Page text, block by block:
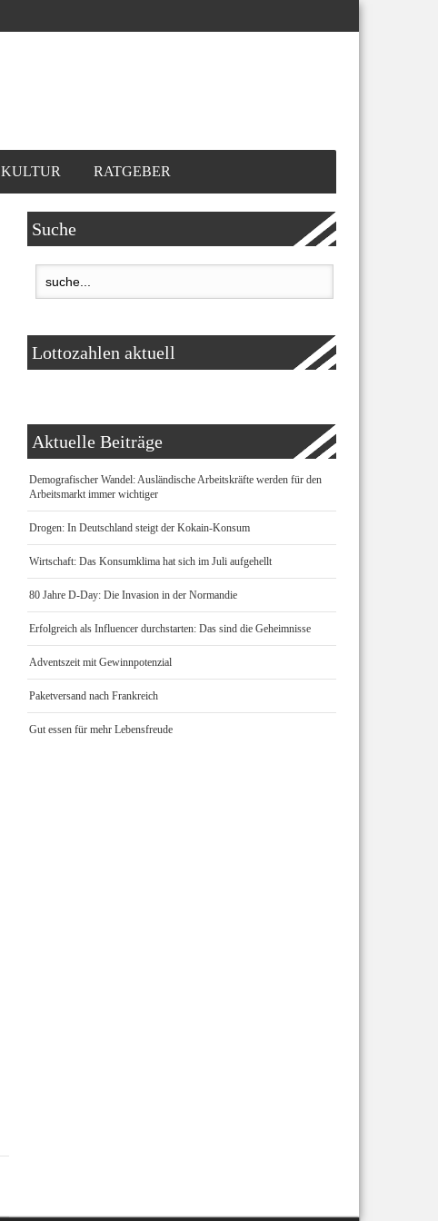
KULTUR RATGEBER
Suche
Lottozahlen aktuell
Aktuelle Beiträge
Demografischer Wandel: Ausländische Arbeitskräfte werden für den
Arbeitsmarkt immer wichtiger
Drogen: In Deutschland steigt der Kokain-Konsum
Wirtschaft: Das Konsumklima hat sich im Juli aufgehellt
80 Jahre D-Day: Die Invasion in der Normandie
Erfolgreich als Influencer durchstarten: Das sind die Geheimnisse
Adventszeit mit Gewinnpotenzial
Paketversand nach Frankreich
Gut essen für mehr Lebensfreude